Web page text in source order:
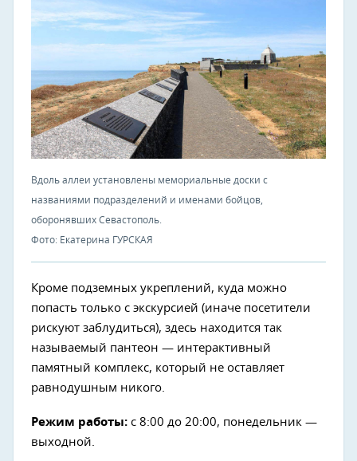
Вдоль аллеи установлены мемориальные доски с
названиями подразделений и именами бойцов,
оборонявших Севастополь.
Фото: Екатерина ГУРСКАЯ
Кроме подземных укреплений, куда можно
попасть только с экскурсией (иначе посетители
рискуют заблудиться), здесь находится так
называемый пантеон — интерактивный
памятный комплекс, который не оставляет
равнодушным никого.
Режим работы: с 8:00 до 20:00, понедельник —
выходной.